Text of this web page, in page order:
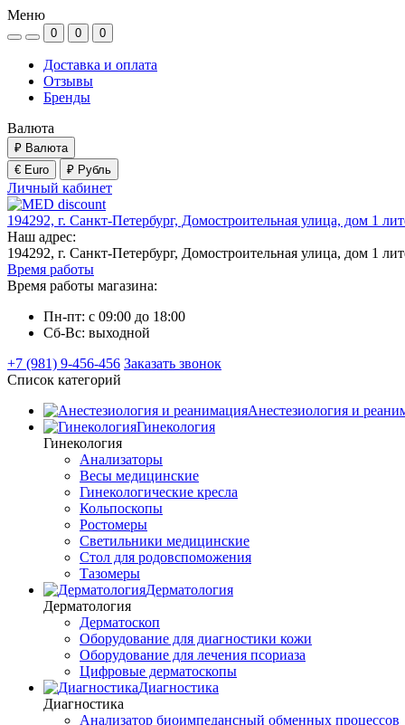
Меню
0 0 0
Доставка и оплата
Отзывы
Бренды
Валюта
₽ Валюта
€ Euro
₽ Рубль
Личный кабинет
194292, г. Санкт-Петербург, Домостроительная улица, дом 1
Наш адрес:
194292, г. Санкт-Петербург, Домостроительная улица, дом 1
Время работы
Время работы магазина:
Пн-пт: с 09:00 до 18:00
Сб-Вс: выходной
+7 (981) 9-456-456 Заказать звонок
Список категорий
Анестезиология и
Гинекология
Гинекология
Анализаторы
Весы медицинские
Гинекологические кресла
Кольпоскопы
Ростомеры
Светильники медицинские
Стол для родовспоможения
Тазомеры
Дерматология
Дерматология
Дерматоскоп
Оборудование для диагностики кожи
Оборудование для лечения псориаза
Цифровые дерматоскопы
Диагностика
Диагностика
Анализатор биоимпедансный обменных процессов